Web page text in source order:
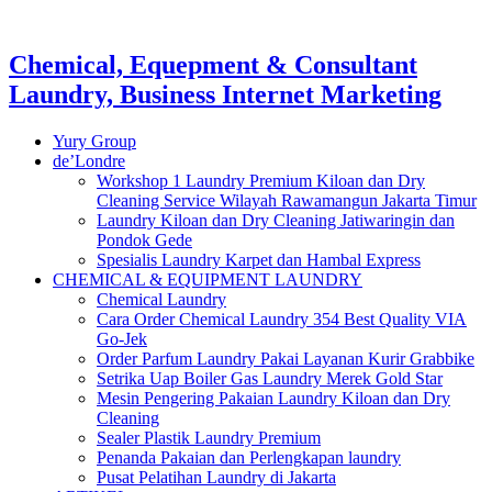
Chemical, Equepment & Consultant
Laundry, Business Internet Marketing
Yury Group
de’Londre
Workshop 1 Laundry Premium Kiloan dan Dry
Cleaning Service Wilayah Rawamangun Jakarta Timur
Laundry Kiloan dan Dry Cleaning Jatiwaringin dan
Pondok Gede
Spesialis Laundry Karpet dan Hambal Express
CHEMICAL & EQUIPMENT LAUNDRY
Chemical Laundry
Cara Order Chemical Laundry 354 Best Quality VIA
Go-Jek
Order Parfum Laundry Pakai Layanan Kurir Grabbike
Setrika Uap Boiler Gas Laundry Merek Gold Star
Mesin Pengering Pakaian Laundry Kiloan dan Dry
Cleaning
Sealer Plastik Laundry Premium
Penanda Pakaian dan Perlengkapan laundry
Pusat Pelatihan Laundry di Jakarta